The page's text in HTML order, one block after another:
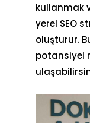
kullanmak
yerel SEO
oluşturur.
potansiyel